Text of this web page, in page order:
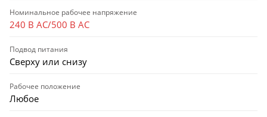
Номинальное рабочее напряжение
240 В AC/500 В AC
Подвод питания
Сверху или снизу
Рабочее положение
Любое